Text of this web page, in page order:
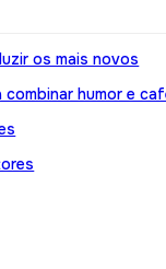
os mais novos
combinar humor e